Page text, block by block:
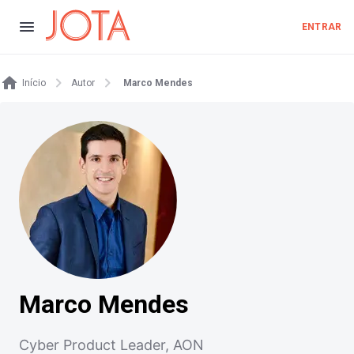
ENTRAR
Início Autor Marco Mendes
Marco Mendes
Cyber Product Leader, AON